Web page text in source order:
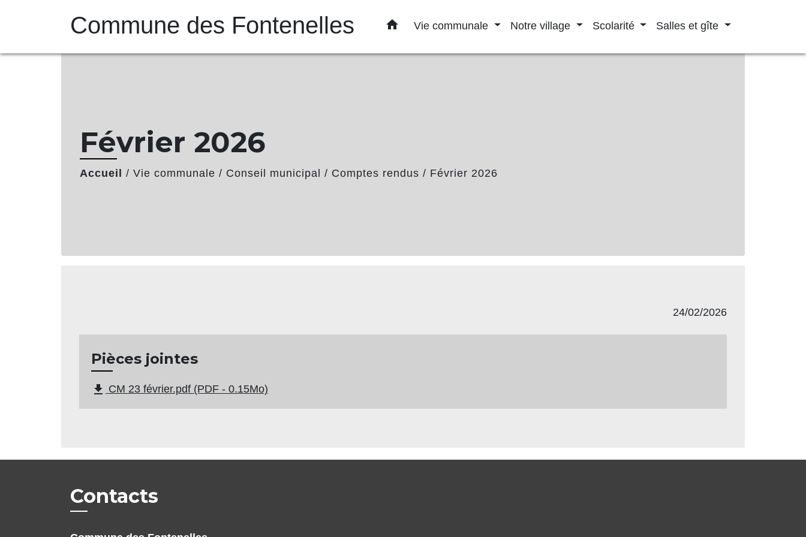
Commune des Fontenelles home Vie communale Notre village Scolarité Salles et gîte
Février 2026
Accueil / Vie communale / Conseil municipal / Comptes rendus / Février 2026
24/02/2026
Pièces jointes
file_download CM 23 février.pdf (PDF - 0.15Mo)
Contacts